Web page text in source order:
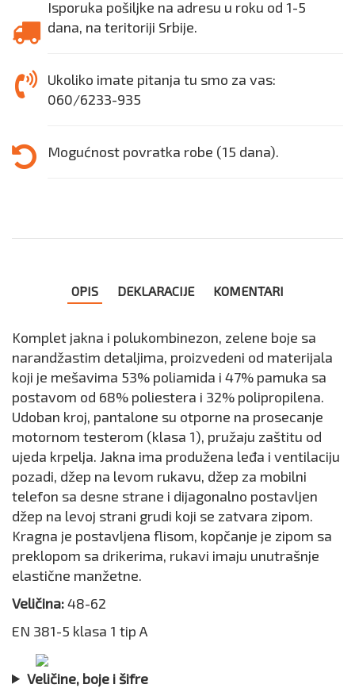
Isporuka pošiljke na adresu u roku od 1-5
dana, na teritoriji Srbije.
Ukoliko imate pitanja tu smo za vas:
060/6233-935
Mogućnost povratka robe (15 dana).
OPIS DEKLARACIJE KOMENTARI
Komplet jakna i polukombinezon, zelene boje sa
narandžastim detaljima, proizvedeni od materijala
koji je mešavima 53% poliamida i 47% pamuka sa
postavom od 68% poliestera i 32% polipropilena.
Udoban kroj, pantalone su otporne na prosecanje
motornom testerom (klasa 1), pružaju zaštitu od
ujeda krpelja. Jakna ima produžena leđa i ventilaciju
pozadi, džep na levom rukavu, džep za mobilni
telefon sa desne strane i dijagonalno postavljen
džep na levoj strani grudi koji se zatvara zipom.
Kragna je postavljena flisom, kopčanje je zipom sa
preklopom sa drikerima, rukavi imaju unutrašnje
elastične manžetne.
Veličina:48-62
EN 381-5 klasa 1 tip A
Veličine, boje i šifre